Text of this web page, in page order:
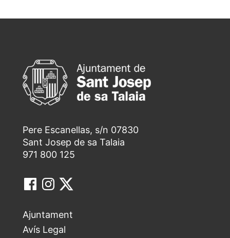
Pere Escanellas, s/n 07830
Sant Josep de sa Talaia
971 800 125
Ajuntament
Avís Legal